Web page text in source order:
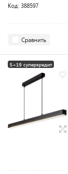
Код: 388597
Сравнить
5+19 суперкредит